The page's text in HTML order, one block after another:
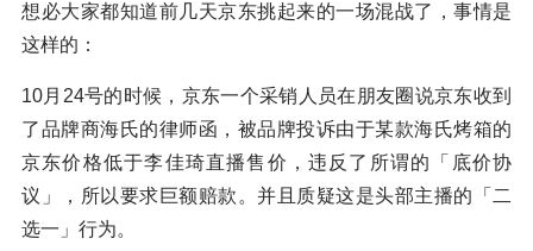
想必大家都知道前几天京东挑起来的一场混战了，事情是
这样的：
10月24号的时候，京东一个采销人员在朋友圈说京东收到
了品牌商海氏的律师函，被品牌投诉由于某款海氏烤箱的
京东价格低于李佳琦直播售价，违反了所谓的「底价协
议」，所以要求巨额赔款。并且质疑这是头部主播的「二
选一」行为。